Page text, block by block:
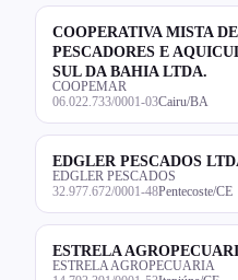
COOPERATIVA MISTA
PESCADORES E
SUL DA BAHIA LTDA.
COOPEMAR
06.022.733/0001-03Cairu/BA
EDGLER PESCADOS
EDGLER PESCADOS
32.977.672/0001-48Pentecoste/CE
ESTRELA
ESTRELA AGROPECUARIA